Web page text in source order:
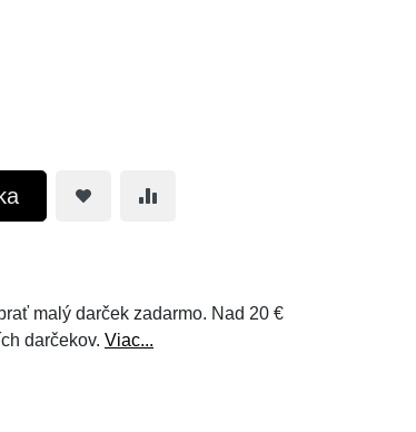
malý darček zadarmo. Nad 20 €
darčekov. Viac...